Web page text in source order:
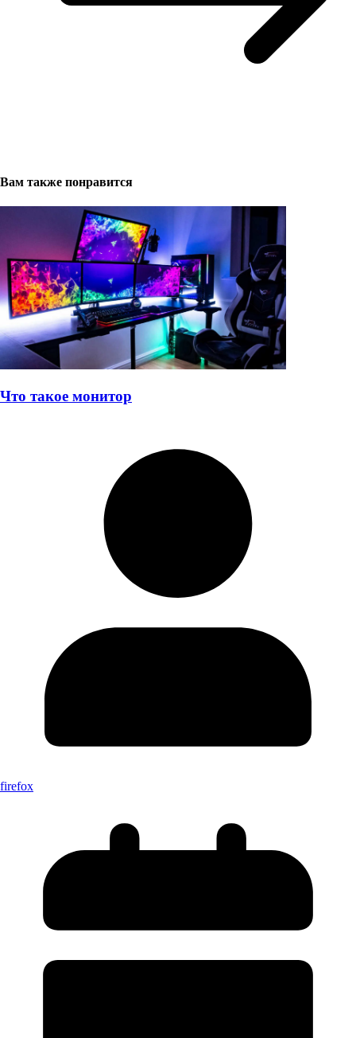
Вам также понравится
Что такое монитор
firefox